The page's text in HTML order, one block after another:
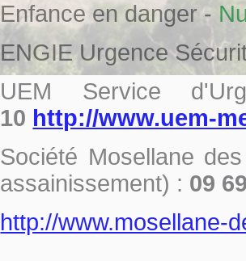
Enfance en danger -
ENGIE Urgence
UEM Service
10 http://www.uem-
Société Mosellane
assainissement) : 09
http://www.mosellane-